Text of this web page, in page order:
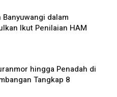
dalam
Ikut Penilaian HAM
hingga Penadah di
Tangkap 8